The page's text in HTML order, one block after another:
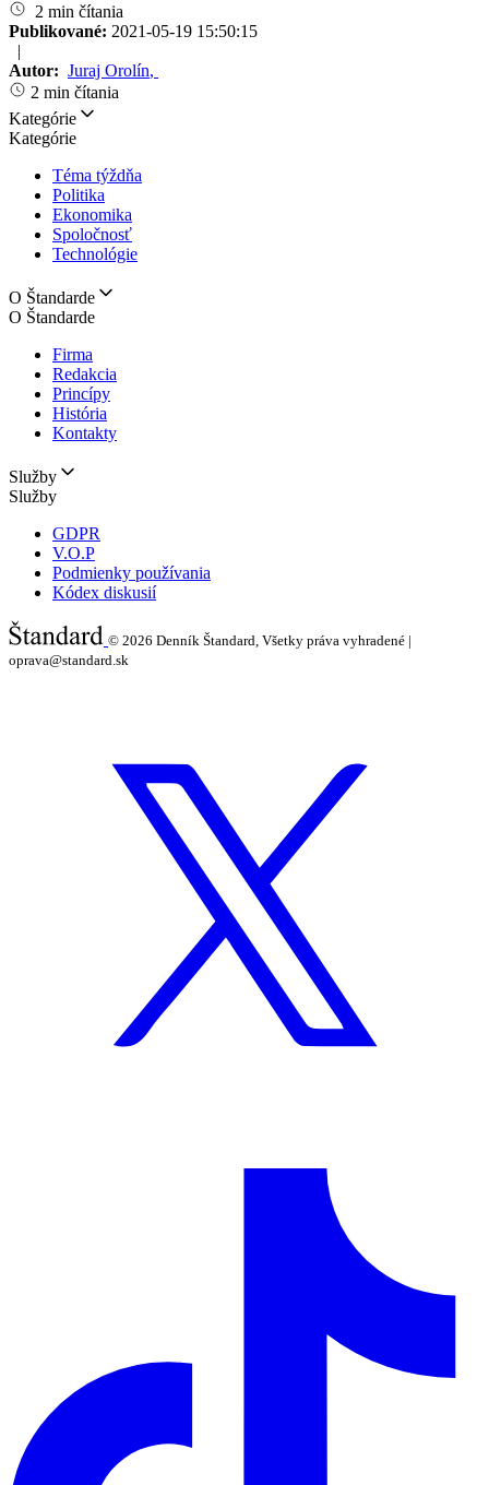
2 min čítania
Publikované: 2021-05-19 15:50:15
|
Autor: Juraj Orolín,
2 min čítania
Kategórie
Kategórie
Téma týždňa
Politika
Ekonomika
Spoločnosť
Technológie
O Štandarde
O Štandarde
Firma
Redakcia
Princípy
História
Kontakty
Služby
Služby
GDPR
V.O.P
Podmienky používania
Kódex diskusií
© 2026 Denník Štandard, Všetky práva vyhradené |
oprava@standard.sk